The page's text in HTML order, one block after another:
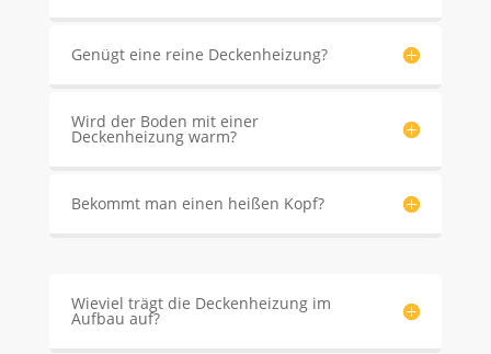
Genügt eine reine Deckenheizung?
Wird der Boden mit einer
Deckenheizung warm?
Bekommt man einen heißen Kopf?
Wieviel trägt die Deckenheizung im
Aufbau auf?